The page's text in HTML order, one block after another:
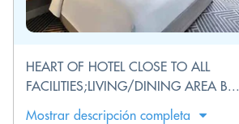
HEART OF HOTEL CLOSE TO ALL
FACILITIES;LIVING/DINING AREA B...
Mostrar descripción completa